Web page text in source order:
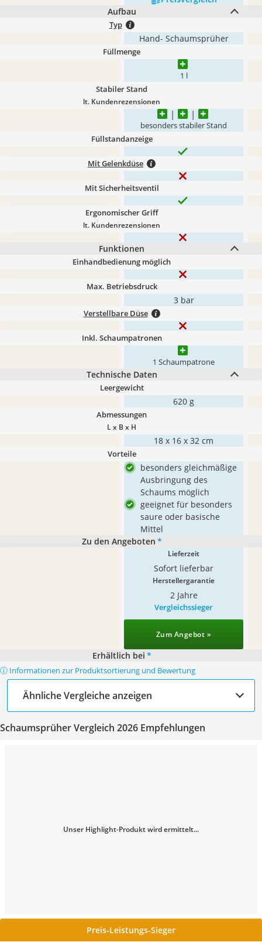
Aufbau
Typ
Hand- Schaumsprüher
Füllmenge
1 l
Stabiler Stand
lt. Kundenrezensionen
besonders stabiler Stand
Füllstandanzeige
Mit Gelenkdüse
Mit Sicherheitsventil
Ergonomischer Griff
lt. Kundenrezensionen
Funktionen
Einhandbedienung möglich
Max. Betriebsdruck
3 bar
Verstellbare Düse
Inkl. Schaumpatronen
1 Schaumpatrone
Technische Daten
Leergewicht
620 g
Abmessungen
L x B x H
18 x 16 x 32 cm
Vorteile
besonders gleichmäßige
Ausbringung des
Schaums möglich
geeignet für besonders
saure oder basische
Mittel
Zu den Angeboten *
Lieferzeit
Sofort lieferbar
Herstellergarantie
2 Jahre
Vergleichssieger
Zum Angebot »
Erhältlich bei *
ⓘ Informationen zur Produktsortierung und Bewertung
Ähnliche Vergleiche anzeigen
Schaumsprüher Vergleich 2026 Empfehlungen
Unser Highlight-Produkt wird ermittelt...
Preis-Leistungs-Sieger